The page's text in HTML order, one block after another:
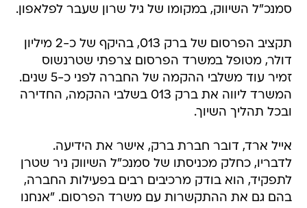
סמנכ"ל השיווק, במקומו של גיל שרון שעבר לפלאפון.
תקציב הפרסום של ברק 013, בהיקף של כ-2 מיליון
דולר, מטופל במשרד הפרסום צרפתי שטרנשוס
זמיר עוד משלבי ההקמה של החברה לפני כ-5 שנים.
המשרד ליווה את ברק 013 בשלבי ההקמה, החדירה
ובכל תהליך השיוך.
אייל ארד, דובר חברת ברק, אישר את הידיעה.
לדבריו, כחלק מכניסתו של סמנכ"ל השיווק ניר שטרן
לתפקיד, הוא בודק מרכיבים רבים בפעילות החברה,
בהם גם את ההתקשרות עם משרד הפרסום. "אנחנו